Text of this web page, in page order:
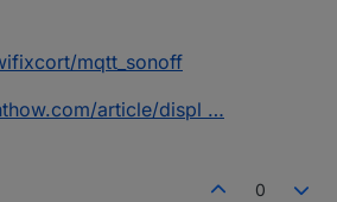
mqtt_sonoff
article/displ …
0